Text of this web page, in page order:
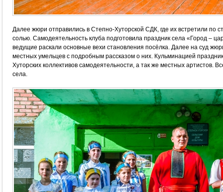
Далее жюри отправились в Степно-Хуторской СДК, где их встретили по
солью. Самодеятельность клуба подготовила праздник села «Город –
ведущие раскали основные вехи становления посёлка. Далее на суд
местных умельцев с подробным рассказом о них. Кульминацией
Хуторских коллективов самодеятельности, а так же местных артистов.
села.